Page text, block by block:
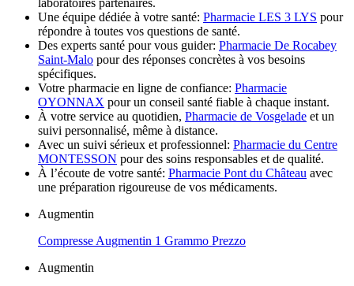
Une équipe dédiée à votre santé: Pharmacie LES 3 LYS pour
répondre à toutes vos questions de santé.
Des experts santé pour vous guider: Pharmacie De Rocabey
Saint-Malo pour des réponses concrètes à vos besoins
spécifiques.
Votre pharmacie en ligne de confiance: Pharmacie
OYONNAX pour un conseil santé fiable à chaque instant.
À votre service au quotidien, Pharmacie de Vosgelade et un
suivi personnalisé, même à distance.
Avec un suivi sérieux et professionnel: Pharmacie du Centre
MONTESSON pour des soins responsables et de qualité.
À l’écoute de votre santé: Pharmacie Pont du Château avec
une préparation rigoureuse de vos médicaments.
Augmentin
Compresse Augmentin 1 Grammo Prezzo
Augmentin